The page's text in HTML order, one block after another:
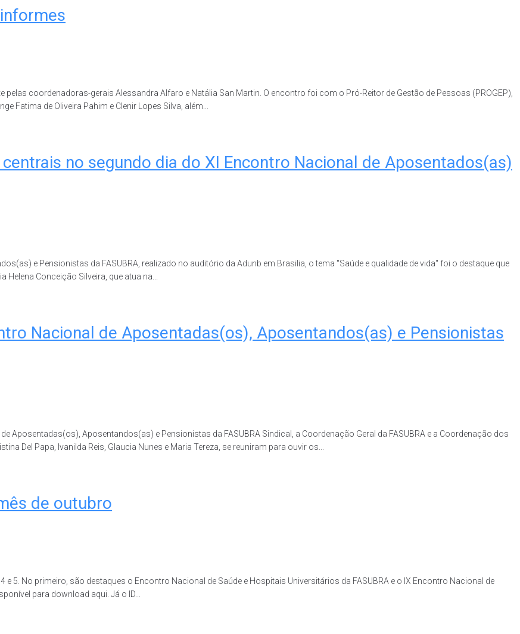
pelas coordenadoras-gerais Alessandra Alfaro e Natália San Martin. O encontro foi com o Pró-Reitor de Gestão de Pessoas (PROGEP),
Fatima de Oliveira Pahim e Clenir Lopes Silva, além...
no segundo dia do XI Encontro Nacional de Aposentados(as)
e Pensionistas da FASUBRA, realizado no auditório da Adunb em Brasilia, o tema "Saúde e qualidade de vida" foi o destaque que
Conceição Silveira, que atua na...
Nacional de Aposentadas(os), Aposentandos(as) e Pensionistas
Aposentadas(os), Aposentandos(as) e Pensionistas da FASUBRA Sindical, a Coordenação Geral da FASUBRA e a Coordenação dos
Del Papa, Ivanilda Reis, Glaucia Nunes e Maria Tereza, se reuniram para ouvir os...
de outubro
5. No primeiro, são destaques o Encontro Nacional de Saúde e Hospitais Universitários da FASUBRA e o IX Encontro Nacional de
para download aqui. Já o ID...